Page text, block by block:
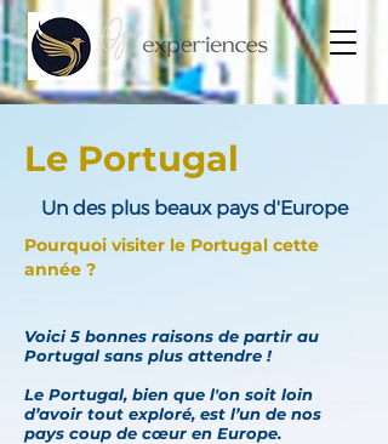
Le Portugal
Un des plus beaux pays d'Europe
Pourquoi visiter le Portugal cette
année ?
Voici 5 bonnes raisons de partir au
Portugal sans plus attendre !
Le Portugal, bien que l'on soit loin
d’avoir tout exploré, est l’un de nos
pays coup de cœur en Europe.